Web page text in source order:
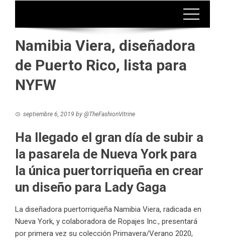
Namibia Viera, diseñadora
de Puerto Rico, lista para
NYFW
septiembre 6, 2019 by @TheFashionVitrine
Ha llegado el gran día de subir a
la pasarela de Nueva York para
la única puertorriqueña en crear
un diseño para Lady Gaga
La diseñadora puertorriqueña Namibia Viera, radicada en
Nueva York, y colaboradora de Ropajes Inc., presentará
por primera vez su colección Primavera/Verano 2020,